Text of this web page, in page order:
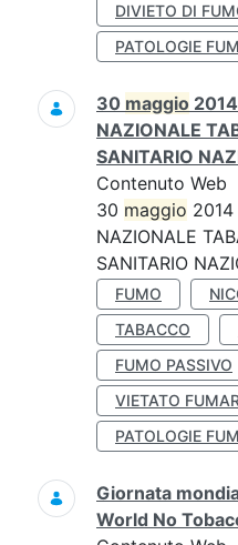
DIVIETO DI
PATOLOGIE
30 maggio
NAZIONALE
SANITARIO
Contenuto Web
30 maggio
NAZIONALE
SANITARIO
FUMO
TABACCO
FUMO PASSIVO
VIETATO
PATOLOGIE
Giornata
World No